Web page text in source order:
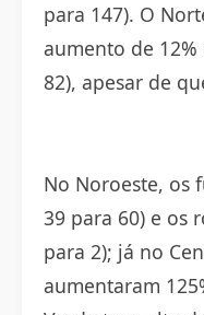
para 147). O
aumento de
82), apesar de
No Noroeste, os
39 para 60) e os
para 2); já no
aumentaram